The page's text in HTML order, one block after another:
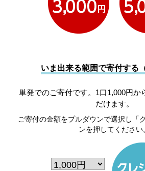
いま出来る範囲で寄付する
単発でのご寄付です。1口1,000円か
だけます。
ご寄付の金額をプルダウンで選択し「
ンを押してください